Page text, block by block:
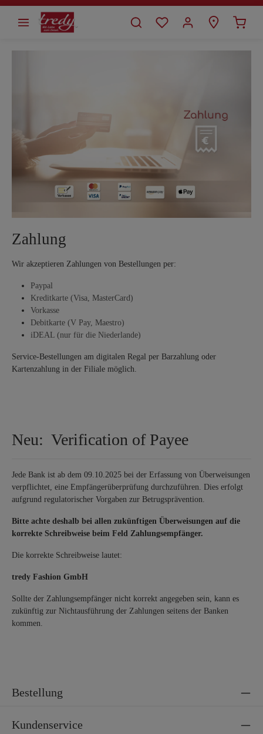
springen
Zahlung
Wir akzeptieren Zahlungen von Bestellungen per:
Paypal
Kreditkarte (Visa, MasterCard)
Vorkasse
Debitkarte (V Pay, Maestro)
iDEAL (nur für die Niederlande)
Service-Bestellungen am digitalen Regal per Barzahlung oder
Kartenzahlung in der Filiale möglich.
Neu: Verification of Payee
Jede Bank ist ab dem 09.10.2025 bei der Erfassung von Überweisungen
verpflichtet, eine Empfängerüberprüfung durchzuführen. Dies erfolgt
aufgrund regulatorischer Vorgaben zur Betrugsprävention.
Bitte achte deshalb bei allen zukünftigen Überweisungen auf die
korrekte Schreibweise beim Feld Zahlungsempfänger.
Die korrekte Schreibweise lautet:
tredy Fashion GmbH
Sollte der Zahlungsempfänger nicht korrekt angegeben sein, kann es
zukünftig zur Nichtausführung der Zahlungen seitens der Banken
kommen.
Bestellung
Kundenservice